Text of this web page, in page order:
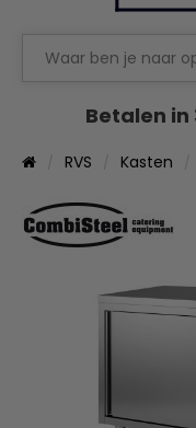
Betalen
RVS Kasten